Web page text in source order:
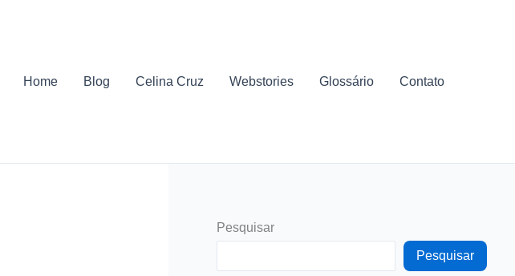
Home Blog Celina Cruz Webstories Glossário Contato
Pesquisar
Pesquisar